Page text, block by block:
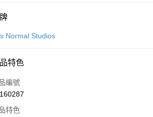
款方式
卡一次付款
Pay
Pay
Normal Studios
特色
編號
特色